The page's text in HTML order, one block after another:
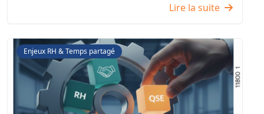
Lire la suite
Enjeux RH & Temps partagé